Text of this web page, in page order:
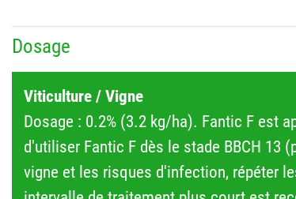
Dosage
Viticulture / Vigne
Dosage : 0.2% (3.2 kg/ha). Fantic F est
d'utiliser Fantic F dès le stade BBCH 13
vigne et les risques d'infection, répéter